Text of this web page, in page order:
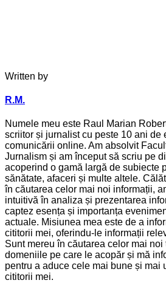
Written by
R.M.
Numele meu este Raul Marian
scriitor și jurnalist cu peste 10 ani de
comunicării online. Am absolvit
Jurnalism și am început să scriu pe
acoperind o gamă largă de subiecte
sănătate, afaceri și multe altele.
în căutarea celor mai noi informații,
intuitivă în analiza și prezentarea
captez esența și importanța
actuale. Misiunea mea este de a
cititorii mei, oferindu-le informații
Sunt mereu în căutarea celor mai
domeniile pe care le acopăr și mă
pentru a aduce cele mai bune și mai
cititorii mei.